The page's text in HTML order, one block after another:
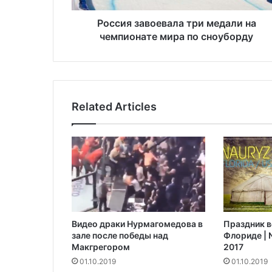
в
а
р
и
м
е
д
а
л
а
ч
е
м
Россия завоевала три медали на
чемпионате мира по сноуборду
Related Articles
Видео драки Нурмагомедова в
зале после победы над
Макгрегором‍
01.10.2019
Праздник
Флориде |
2017
01.10.2019